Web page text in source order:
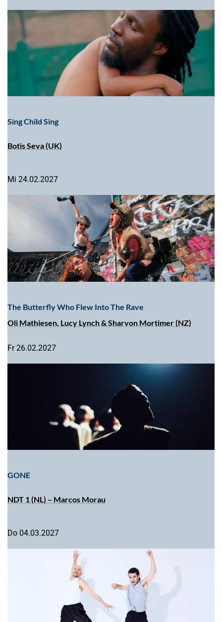
Sing Child Sing
Botis Seva (UK)
Mi 24.02.2027
The Butterfly Who Flew Into The Rave
Oli Mathiesen, Lucy Lynch & Sharvon Mortimer (NZ)
Fr 26.02.2027
GONE
NDT 1 (NL) – Marcos Morau
Do 04.03.2027